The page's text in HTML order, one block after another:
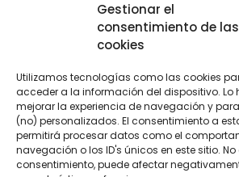
Gestionar el
consentimiento de las
cookies
Utilizamos tecnologías como las cookies
acceder a la información del dispositivo. Lo
mejorar la experiencia de navegación y
(no) personalizados. El consentimiento a
permitirá procesar datos como el
navegación o los ID's únicos en este sitio. No
consentimiento, puede afectar
CONTACTO
+34 662 342 177
info@vkssport.com
SÍGUENOS